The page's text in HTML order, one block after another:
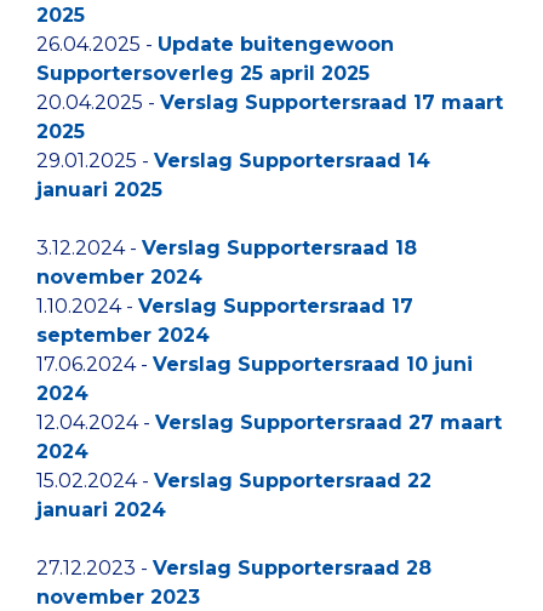
2025
26.04.2025 - Update buitengewoon
Supportersoverleg 25 april 2025
20.04.2025 - Verslag Supportersraad 17 maart
2025
29.01.2025 - Verslag Supportersraad 14
januari 2025
3.12.2024 - Verslag Supportersraad 18
november 2024
1.10.2024 - Verslag Supportersraad 17
september 2024
17.06.2024 - Verslag Supportersraad 10 juni
2024
12.04.2024 - Verslag Supportersraad 27 maart
2024
15.02.2024 - Verslag Supportersraad 22
januari 2024
27.12.2023 - Verslag Supportersraad 28
november 2023